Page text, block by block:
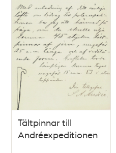
Tältpinnar till
Andréexpeditionen